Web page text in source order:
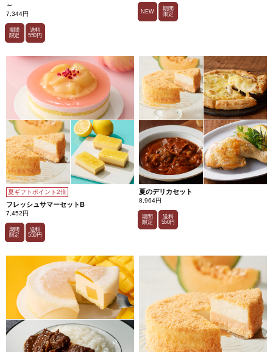
～
7,344円
期間
限定
送料
550円
NEW
期間
限定
夏ギフトポイント2倍
フレッシュサマーセットB
7,452円
期間
限定
送料
550円
夏のデリカセット
8,964円
期間
限定
送料
550円